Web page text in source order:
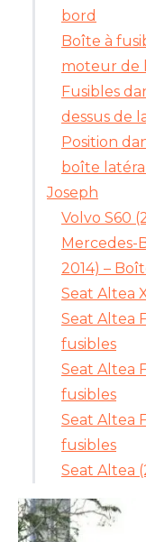
bord
Boîte à
moteur de
Fusibles
dessus de
Position
boîte
Joseph
Volvo S60
Mercedes-
2014) –
Seat Altea
Seat Altea
fusibles
Seat Altea
fusibles
Seat Altea
fusibles
Seat Altea